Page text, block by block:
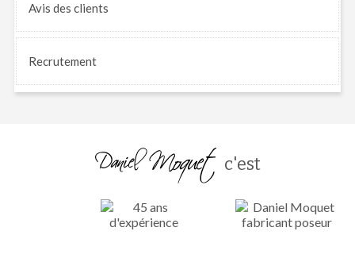
Avis des clients
Recrutement
c'est